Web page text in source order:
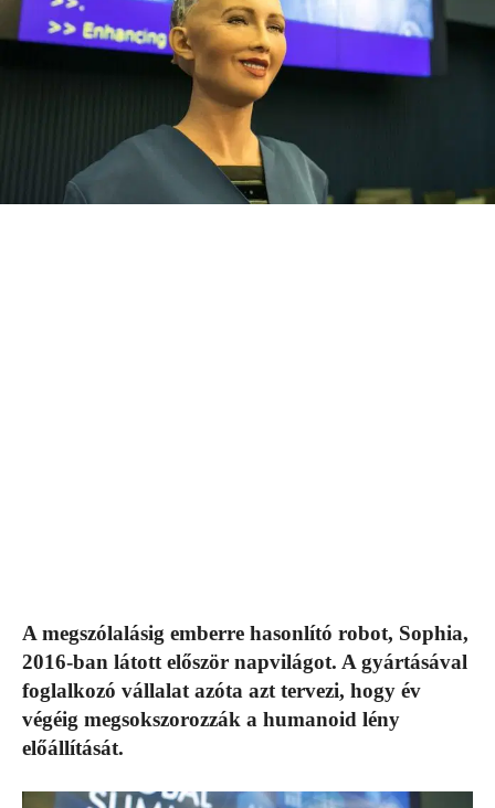
A megszólalásig emberre hasonlító robot, Sophia,
2016-ban látott először napvilágot. A gyártásával
foglalkozó vállalat azóta azt tervezi, hogy év
végéig megsokszorozzák a humanoid lény
előállítását.